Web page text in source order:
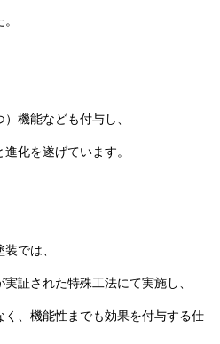
機能なども付与し、
化を遂げています。
では、
証された特殊工法にて実施し、
、機能性までも効果を付与する仕